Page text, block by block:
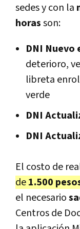
sedes y con la
horasson:
DNI Nuevo
deterioro,
libreta
verde
DNI
DNI
El costo de
de1.500
el necesario
Centros de